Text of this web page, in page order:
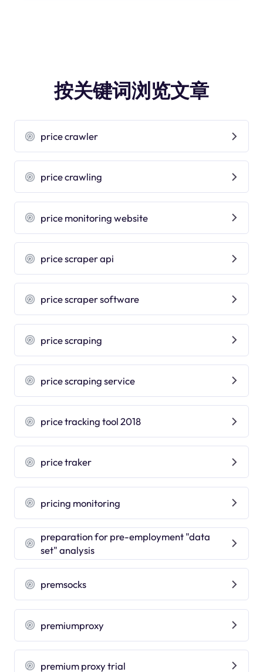
按关键词浏览文章
price crawler
price crawling
price monitoring website
price scraper api
price scraper software
price scraping
price scraping service
price tracking tool 2018
price traker
pricing monitoring
preparation for pre-employment "data
set" analysis
premsocks
premiumproxy
premium proxy trial